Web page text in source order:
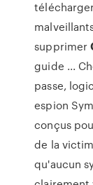
supprimer
guide ...
passe,
espion
conçus
de la
qu'aucun